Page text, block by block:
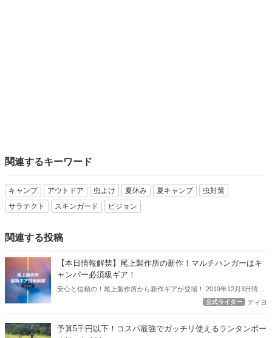
関連するキーワード
キャンプ アウトドア 虫よけ 夏休み 夏キャンプ
虫対策
サラテクト
スキンガード ピジョン
関連する投稿
【本日情報解禁】尾上製作所の新作！マルチハンガーはキ
ャンパー必須級ギア！
安心と信頼の！尾上製作所から新作ギアが登場！ 2019年12月3日情報
解禁となったこの新作ギアをアウトドアハックでは全力で紹介しま
安心度の高い尾上製作所の新ギア【マルチハンガー】はキャンパー必
須級のギアになるかもしれませんよ！
公式ライター ティヨ
予算5千円以下！コスパ最強でガッチリ使えるランタンポー